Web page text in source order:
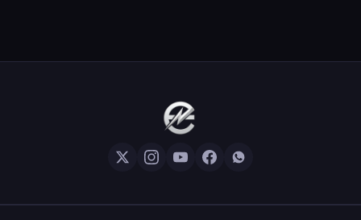
Crítica O Mandaloriano e Grogu: A Aventura
Perfeita de Star Wars? — Sem Spoilers
RUIM